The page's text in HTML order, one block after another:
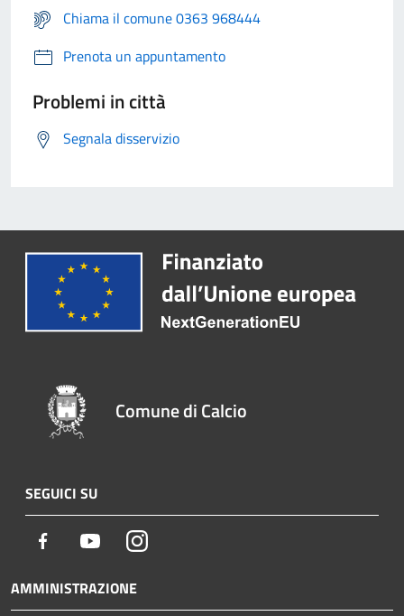
Chiama il comune 0363 968444
Prenota un appuntamento
Problemi in città
Segnala disservizio
Comune di Calcio
SEGUICI SU
Facebook YoutubeInstagram
AMMINISTRAZIONE